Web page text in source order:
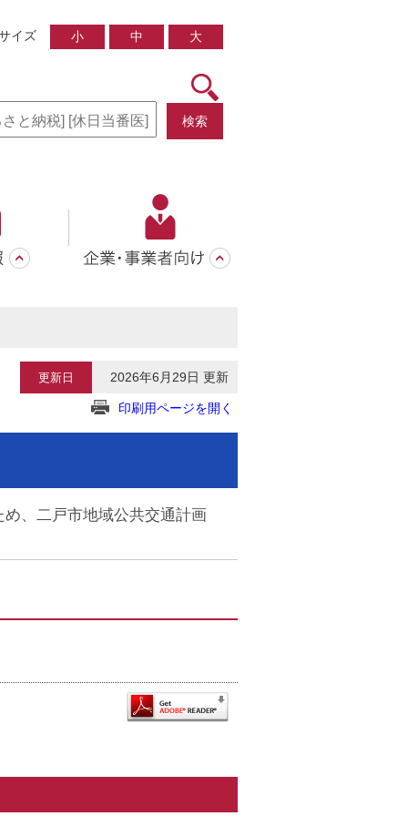
イズ 小 中 大
検索
更新日 2026年6月29日 更新
印刷用ページを開く
、二戸市地域公共交通計画